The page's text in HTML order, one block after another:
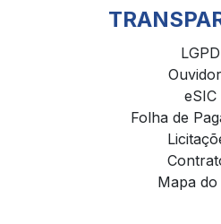
LGPD
eSIC
Folha de
Mapa do